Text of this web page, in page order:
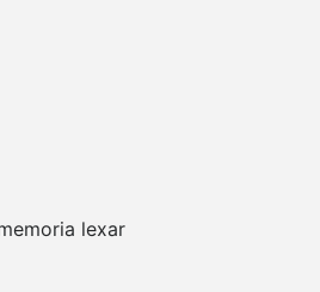
lexar